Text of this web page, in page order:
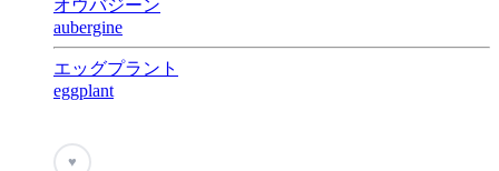
オウバジーン
aubergine
エッグプラント
eggplant
♥